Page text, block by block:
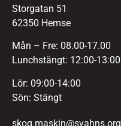
Storgatan 51
62350 Hemse
Mån – Fre: 08.00-17.00
Lunchstängt: 12:00-13:00
Lör: 09:00-14:00
Sön: Stängt
skog.maskin@svahns.org